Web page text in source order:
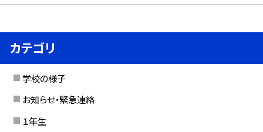
カテゴリ
学校の様子
お知らせ・緊急連絡
１年生